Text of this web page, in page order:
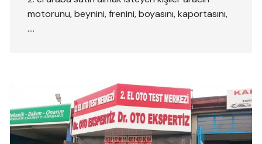
motorunu, beynini, frenini, boyasını, kaportasını,
….